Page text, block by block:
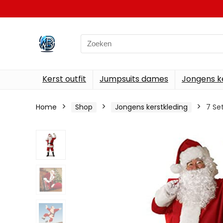
Search
for:
Kerst outfit Jumpsuits dames Jongens
Home Shop Jongens kerstkleding 7